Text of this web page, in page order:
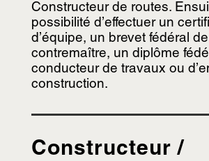
Constructeur de routes.
possibilité d’effectuer un
d’équipe, un brevet fédéral de
contremaître, un diplôme
conducteur de travaux ou
construction.
Constructeur /